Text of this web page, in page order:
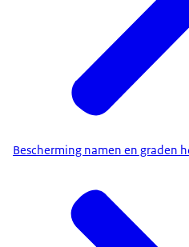
Bescherming namen en graden